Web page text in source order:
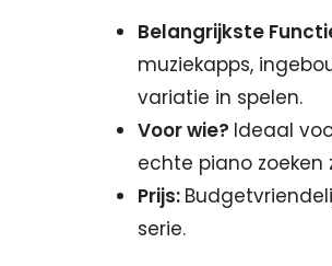
Belangrijkste
muziekapps,
variatie in spelen.
Voor wie? Ideaal
echte piano zoeken
Prijs:
serie.